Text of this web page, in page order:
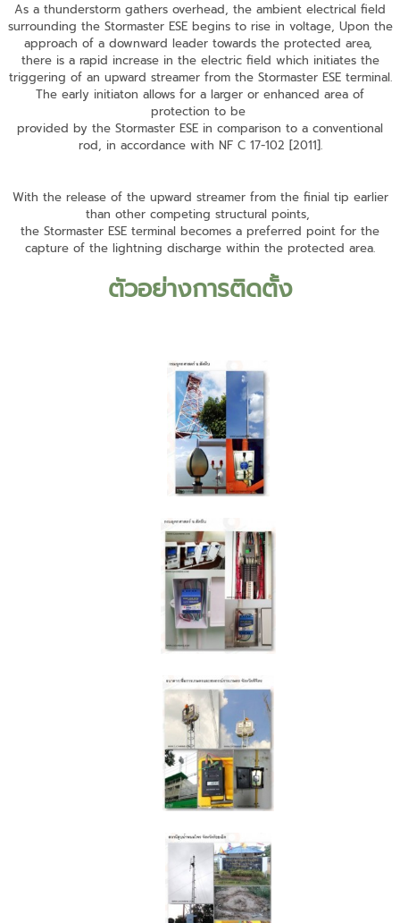
As a thunderstorm gathers overhead, the ambient electrical field
surrounding the Stormaster ESE begins to rise in voltage, Upon the
approach of a downward leader towards the protected area,
there is a rapid increase in the electric field which initiates the
triggering of an upward streamer from the Stormaster ESE terminal.
The early initiaton allows for a larger or enhanced area of
protection to be
provided by the Stormaster ESE in comparison to a conventional
rod, in accordance with NF C 17-102 [2011].
With the release of the upward streamer from the finial tip earlier
than other competing structural points,
the Stormaster ESE terminal becomes a preferred point for the
capture of the lightning discharge within the protected area.
ตัวอย่างการติดตั้ง